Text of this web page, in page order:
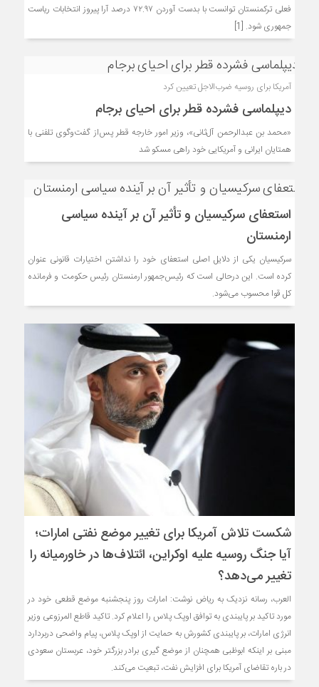
فعلی ترکمنستان توانست با بدست آوردن ۷۲.۹۷ درصد آرا پیروز انتخابات ریاست
جمهوری شود. [1]
آمریکا برای روسیه ضرب‌الاجل تعیین کرد
دیپلماسی فشرده قطر برای احیای برجام
«محمد بن عبدالرحمن آل‌ثانی»، وزیر امور خارجه قطر پس‌از گفت‌وگوی تلفنی با
همتایان ایرانی و آمریکایی خود راهی مسکو شد
استعفای سرکیسیان و تأثیر آن بر آینده سیاسی
ارمنستان
سرکیسیان یکی از دلایل اصلی استعفای خود را نداشتن اختیارات قانونی عنوان
کرده است. این درحالی است که رئیس‌جمهور ارمنستان رئیس حکومت و فرمانده
کل قوا محسوب می‌شود.
شکست تلاش آمریکا برای تغییر موضع نفتی امارات؛
آیا جنگ روسیه علیه اوکراین، ائتلاف‌ها در خاورمیانه را
تغییر می‌دهد؟
العرب، رسانه نزدیک به ریاض نوشت: امارات روز پنجشنبه موضع قطعی خود در
مورد تاکید بر پایبندی به توافق اوپک پلاس را اعلام کرد. تاکید قاطع المرزوعی وزیر
انرژی امارات، بر پایبندی کشورش به حمایت از اوپک پلاس، پیام واضحی دربردارد
مبنی بر اینکه ابوظبی همچنان از موضع گیری برادر بزرگتر خود، عربستان سعودی
در باره تقاضای آمریکا برای افزایش نفت، تبعیت می‌کند.